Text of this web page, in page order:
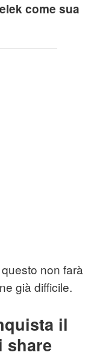
come sua
non farà
già difficile.
il
share